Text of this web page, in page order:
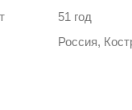
51 год
Россия,